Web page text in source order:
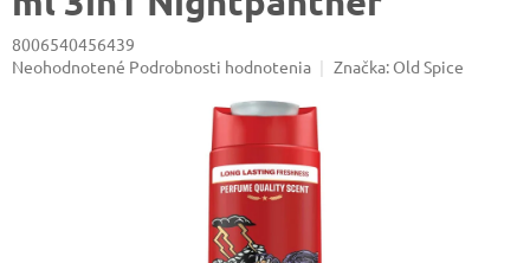
8006540456439
Priemerné
Neohodnotené Podrobnosti hodnotenia Značka: Old Spice